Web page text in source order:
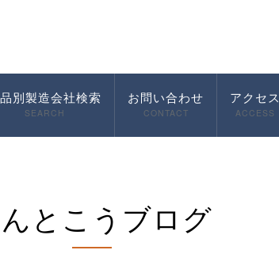
別製造会社検索
SEARCH
お問い合わせ
CONTACT
アクセス
ACCESS
とこうブログ